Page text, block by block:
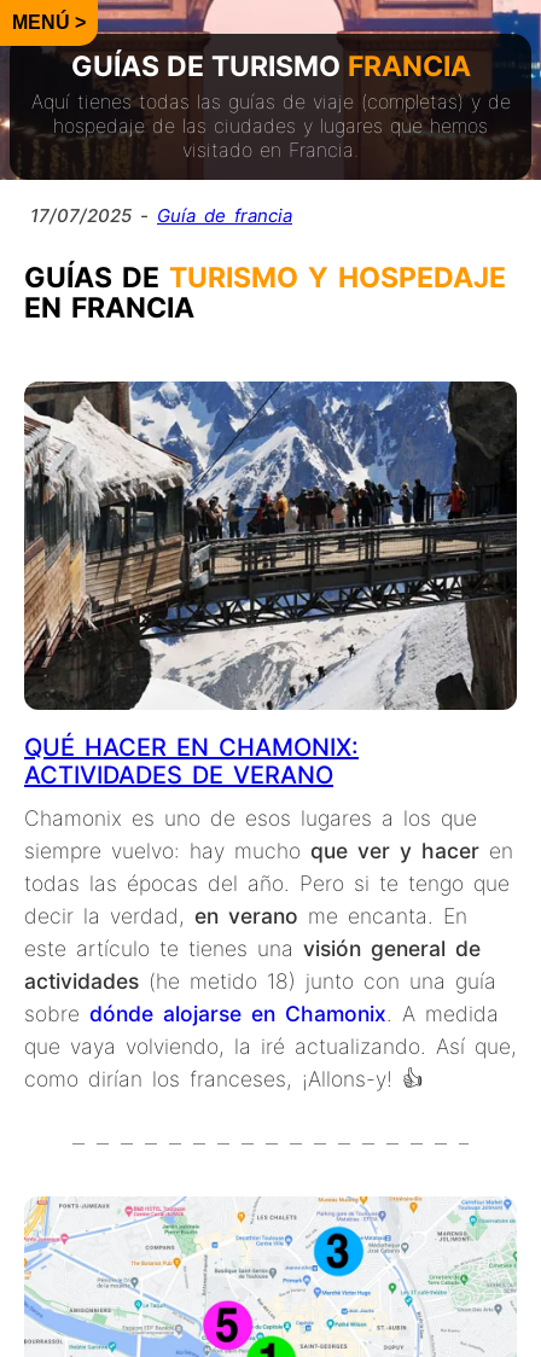
GUÍAS DE TURISMO FRANCIA
Aquí tienes todas las guías de viaje (completas) y de
hospedaje de las ciudades y lugares que hemos
visitado en Francia.
17/07/2025 - Guía de francia
GUÍAS DE TURISMO Y HOSPEDAJE
EN FRANCIA
QUÉ HACER EN CHAMONIX:
ACTIVIDADES DE VERANO
Chamonix es uno de esos lugares a los que
siempre vuelvo: hay mucho que ver y hacer en
todas las épocas del año. Pero si te tengo que
decir la verdad, en verano me encanta. En
este artículo te tienes una visión general de
actividades (he metido 18) junto con una guía
sobre dónde alojarse en Chamonix. A medida
que vaya volviendo, la iré actualizando. Así que,
como dirían los franceses, ¡Allons-y! 👍